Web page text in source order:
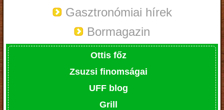
Gasztronómiai hírek
Bormagazin
Ottis főz
Zsuzsi finomságai
UFF blog
Grill